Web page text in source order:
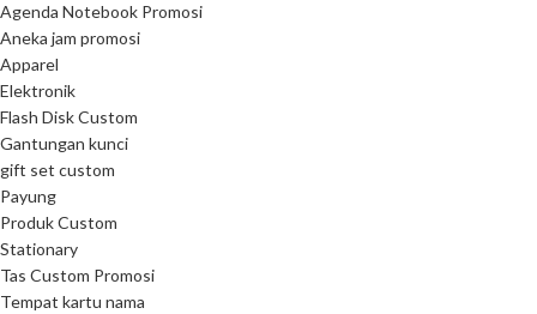
Agenda Notebook Promosi
Aneka jam promosi
Apparel
Elektronik
Flash Disk Custom
Gantungan kunci
gift set custom
Payung
Produk Custom
Stationary
Tas Custom Promosi
Tempat kartu nama